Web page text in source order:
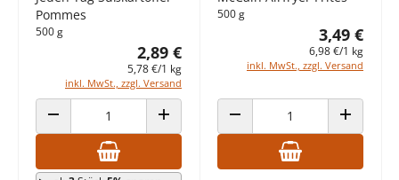
Pommes
500 g
2,89 €
5,78 €/1 kg
inkl. MwSt., zzgl. Versand
ANZAHL VERRINGERN ANZAHL ERHÖHEN
500 g
3,49 €
6,98 €/1 kg
inkl. MwSt., zzgl. Versand
ANZAHL VERRINGERN ANZAHL